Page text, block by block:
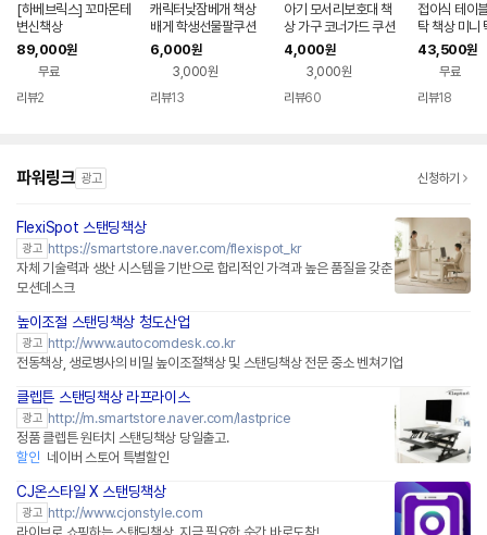
[하베브릭스] 꼬마몬테
변신책상
89,000원
무료
리뷰2
캐릭터낮잠베개 책상
배게 학생선물팔쿠션
6,000원
3,000원
리뷰13
아기 모서리보호대 책
상 가구 코너가드 쿠션
테이프
4,000원
3,000원
리뷰60
접이식 테이
탁 책상 미니
티테이블
43,500원
무료
리뷰18
파워링크 광고 신청하기
FlexiSpot 스탠딩책상
광고 https://smartstore.naver.com/flexispot_kr
자체 기술력과 생산 시스템을 기반으로 합리적인 가격과 높은 품질을 갖춘
모션데스크
높이조절 스탠딩책상 청도산업
광고 http://www.autocomdesk.co.kr
전동책상, 생로병사의 비밀 높이조절책상 및 스탠딩책상 전문 중소 벤쳐기업
클렙튼 스탠딩책상 라프라이스
광고 http://m.smartstore.naver.com/lastprice
정품 클렙튼 원터치 스탠딩책상 당일출고.
할인 네이버 스토어 특별할인
CJ온스타일 X 스탠딩책상
광고 http://www.cjonstyle.com